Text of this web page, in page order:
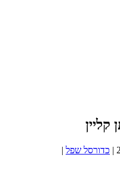
| כדורסל שפל |